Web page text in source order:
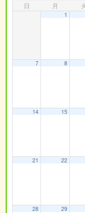
日 月
1
7 8
14 15
21 22
28 29